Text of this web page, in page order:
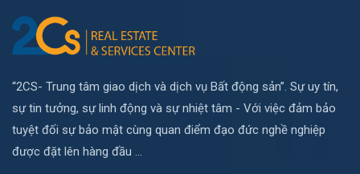
“2CS- Trung tâm giao dịch và dịch vụ Bất động sản”. Sự uy tín,
sự tin tưởng, sự linh động và sự nhiệt tâm - Với việc đảm bảo
tuyệt đối sự bảo mật cùng quan điểm đạo đức nghề nghiệp
được đặt lên hàng đầu ...